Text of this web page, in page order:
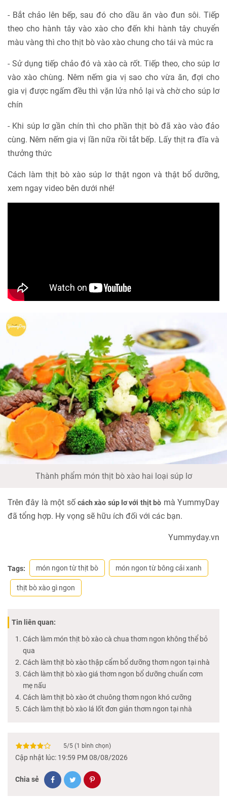
- Bắt chảo lên bếp, sau đó cho dầu ăn vào đun sôi. Tiếp
theo cho hành tây vào xào cho đến khi hành tây chuyển
màu vàng thì cho thịt bò vào xào chung cho tái và múc ra
- Sử dụng tiếp chảo đó và xào cà rốt. Tiếp theo, cho súp lơ
vào xào chùng. Nêm nếm gia vị sao cho vừa ăn, đợi cho
gia vị được ngấm đều thì vặn lửa nhỏ lại và chờ cho súp lơ
chín
- Khi súp lơ gần chín thì cho phần thịt bò đã xào vào đảo
cùng. Nêm nếm gia vị lần nữa rồi tắt bếp. Lấy thịt ra đĩa và
thưởng thức
Cách làm thịt bò xào súp lơ thật ngon và thật bổ dưỡng,
xem ngay video bên dưới nhé!
Thành phẩm món thịt bò xào hai loại súp lơ
Trên đây là một số cách xào súp lơ với thịt bò mà YummyDay
đã tổng hợp. Hy vọng sẽ hữu ích đối với các bạn.
Yummyday.vn
Tags: món ngon từ thịt bò món ngon từ bông cải xanh
thịt bò xào gì ngon
Tin liên quan:
Cách làm món thịt bò xào cà chua thơm ngon không thể bỏ
qua
Cách làm thịt bò xào thập cẩm bổ dưỡng thơm ngon tại nhà
Cách làm thịt bò xào giá thơm ngon bổ dưỡng chuẩn cơm
mẹ nấu
Cách làm thịt bò xào ớt chuông thơm ngon khó cưỡng
Cách làm thịt bò xào lá lốt đơn giản thơm ngon tại nhà
5/5 (1 bình chọn)
Cập nhật lúc: 19:59 PM 08/08/2026
Chia sẻ